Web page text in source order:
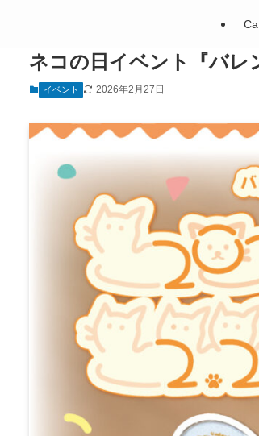
ネコの日イベント『バレ
イベント 2026年2月27日